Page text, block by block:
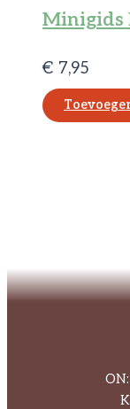
Minigids
€ 7,95